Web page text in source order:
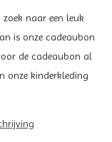
naar een leuk
is onze cadeaubon
de cadeaubon al
onze kinderkleding